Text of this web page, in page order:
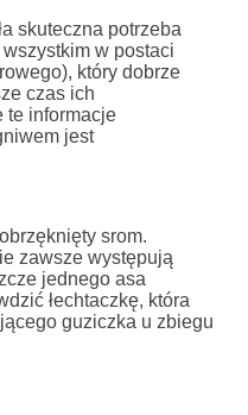
skuteczna potrzeba
w postaci
który dobrze
czas ich
te informacje
jest
srom.
zawsze występują
jednego asa
łechtaczkę, która
guziczka u zbiegu